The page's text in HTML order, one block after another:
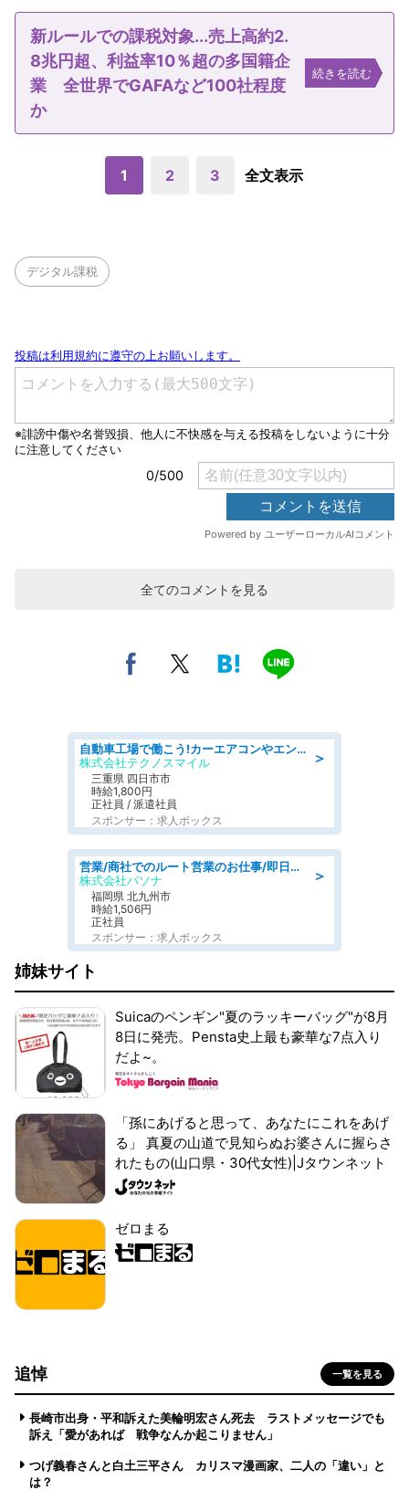
新ルールでの課税対象...売上高約2.
8兆円超、利益率10％超の多国籍企
業 全世界でGAFAなど100社程度
か
続きを読む
1 2 3 全文表示
デジタル課税
全てのコメントを見る
＞
自動車工場で働こう!カーエアコンやエンジンの製造・加工業務/寮完備 denso aichi
株式会社テクノスマイル
三重県 四日市市
時給1,800円
正社員 / 派遣社員
スポンサー：求人ボックス
＞
営業/商社でのルート営業のお仕事/即日勤務可/車通勤可/営業
株式会社パソナ
福岡県 北九州市
時給1,506円
正社員
スポンサー：求人ボックス
姉妹サイト
Suicaのペンギン"夏のラッキーバッグ"が8月
8日に発売。Pensta史上最も豪華な7点入り
だよ~。
「孫にあげると思って、あなたにこれをあげ
る」 真夏の山道で見知らぬお婆さんに握らさ
れたもの(山口県・30代女性)|Jタウンネット
ゼロまる
追悼 一覧を見る
長崎市出身・平和訴えた美輪明宏さん死去 ラストメッセージでも
訴え「愛があれば 戦争なんか起こりません」
つげ義春さんと白土三平さん カリスマ漫画家、二人の「違い」と
は？